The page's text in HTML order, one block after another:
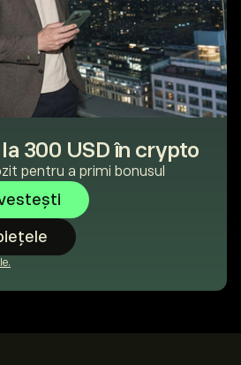
300 USD în crypto
pentru a primi bonusul